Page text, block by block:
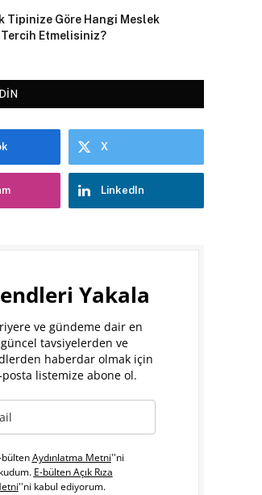
Tipinize Göre Hangi Meslek
Tercih Etmelisiniz?
X
LinkedIn
Yakala
ve gündeme dair en
güncel tavsiyelerden ve
haberdar olmak için
posta listemize abone ol.
bültenAydınlatma Metni''ni
E-bülten Açık Rıza
''ni kabul ediyorum.